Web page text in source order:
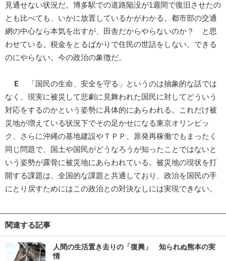
見通せない状況だ。博多駅での道路陥没が1週間で復旧させたの
とも比べても、いかに放置しているかがわかる。都市部の交通
網の中心なら本気を出すが、田舎だからやらないのか？ と思
わせている。税金をとるばかりで住民の世話をしない。できる
のにやらない。今の政治の象徴だ。
Ｅ
「国民の生命、安全を守る」というのは抽象的な話では
なく、現実に被災して悲劇に見舞われた国民に対してどういう
対応をするのかという姿勢に具体的にあらわれる。これだけ被
災地が増えている状況下でその足かせになる東京オリンピッ
ク、さらに沖縄の基地建設やＴＰＰ、原発再稼働でもまったく
同じ問題で、国土や国民がどうなろうが知ったことではないと
いう姿勢が露骨に被災地にあらわれている。被災地の現状を打
開する課題は、全国的な課題と共通しており、政治を国民の手
にとり戻すためにはこの政治との対決なしには実現できない。
関連する記事
人間の生活置き去りの「復興」 知られぬ熊本の実
情